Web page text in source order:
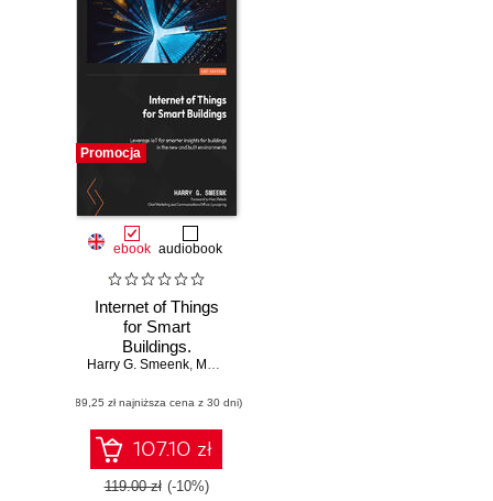
Promocja
ebook audiobook
Internet of Things
for Smart
Buildings.
Leverage IoT for
buildings in the
new and built
environments
Harry G. Smeenk, Marc Petock
(89,25 zł najniższa cena z 30 dni)
107.10 zł
119.00 zł (-10%)